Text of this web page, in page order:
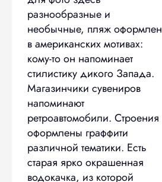
разнообразные и
необычные, пляж оформлен
в американских мотивах:
кому-то он напоминает
стилистику дикого Запада.
Магазинчики сувениров
напоминают
ретроавтомобили. Строения
оформлены граффити
различной тематики. Есть
старая ярко окрашенная
водокачка, из которой